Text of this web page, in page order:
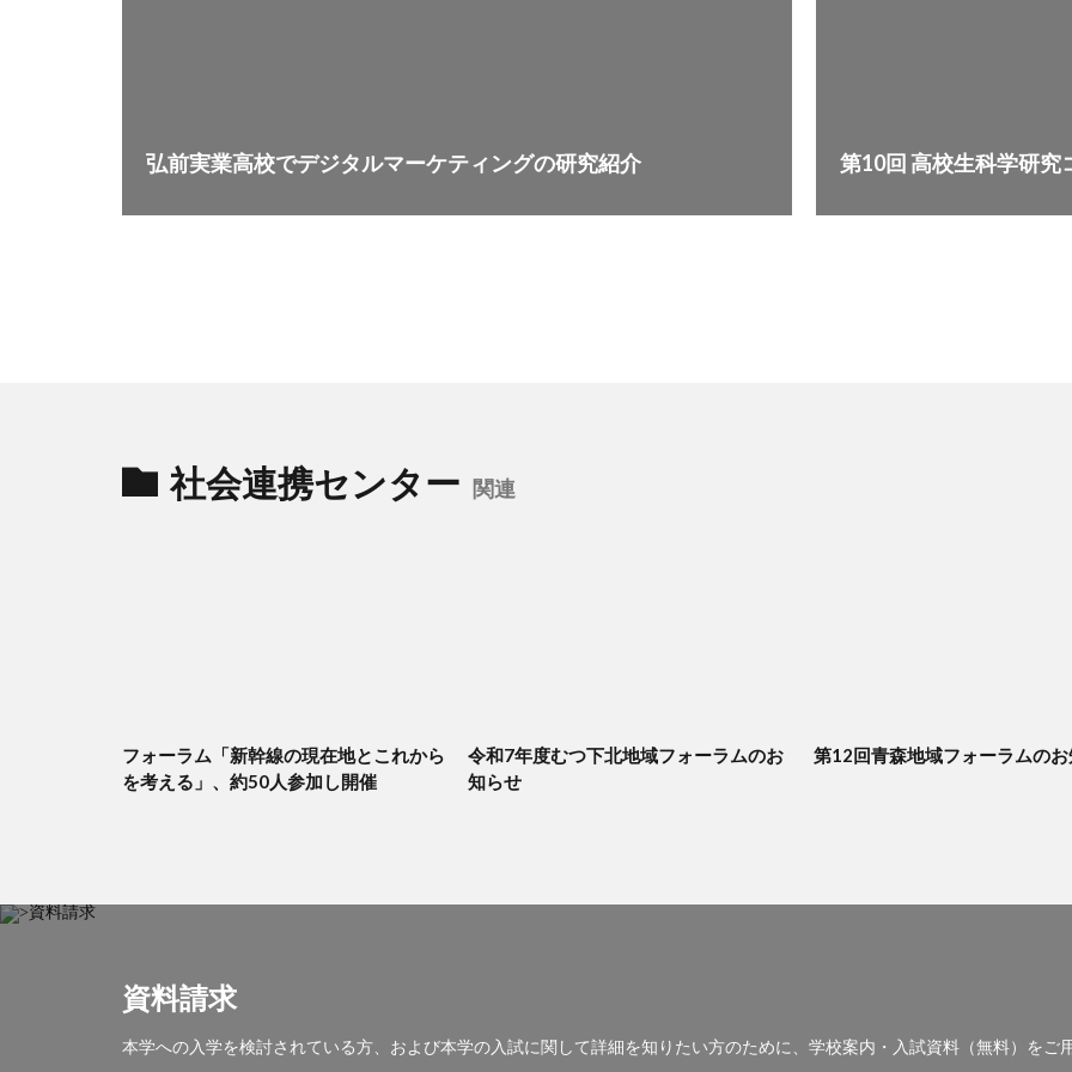
弘前実業高校でデジタルマーケティングの研究紹介 第10回 高校生科学研究
社会連携センター 関連
フォーラム「新幹線の現在地とこれから
を考える」、約50人参加し開催
令和7年度むつ下北地域フォーラムのお
知らせ
第12回青森地域フォーラムの
資料請求
本学への入学を検討されている方、および本学の入試に関して詳細を知りたい方のために、学校案内・入試資料（無料）をご